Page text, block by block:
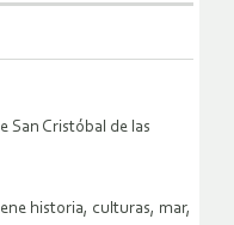
San Cristóbal de las
historia, culturas, mar,